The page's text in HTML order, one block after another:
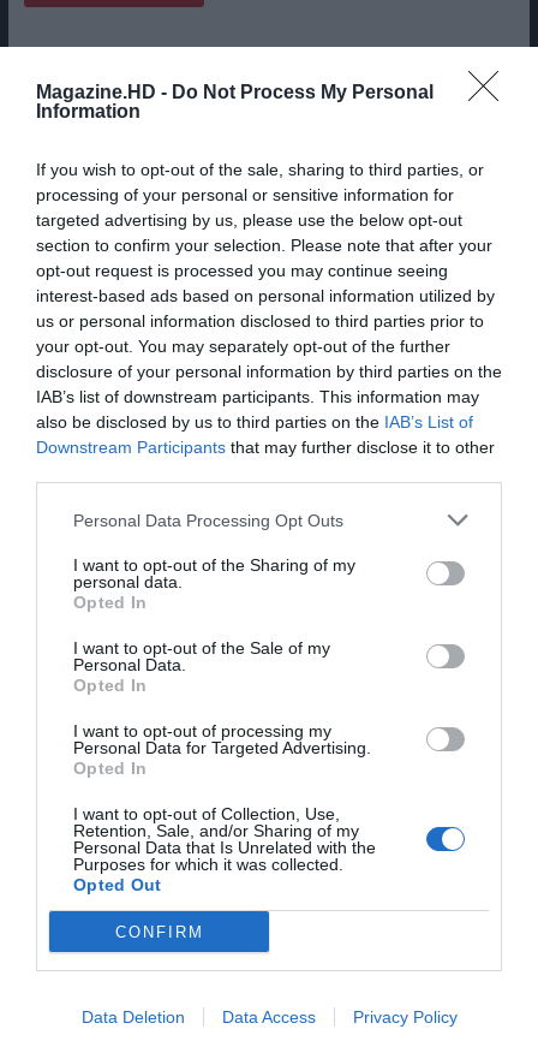
Magazine.HD - Do Not Process My Personal
Information
If you wish to opt-out of the sale, sharing to third parties, or
processing of your personal or sensitive information for
targeted advertising by us, please use the below opt-out
section to confirm your selection. Please note that after your
opt-out request is processed you may continue seeing
interest-based ads based on personal information utilized by
us or personal information disclosed to third parties prior to
your opt-out. You may separately opt-out of the further
disclosure of your personal information by third parties on the
IAB’s list of downstream participants. This information may
also be disclosed by us to third parties on the IAB’s List of
Downstream Participants that may further disclose it to other
Personal Data Processing Opt Outs
I want to opt-out of the Sharing of my
personal data.
Opted In
I want to opt-out of the Sale of my
Personal Data.
Opted In
I want to opt-out of processing my
Personal Data for Targeted Advertising.
Opted In
I want to opt-out of Collection, Use,
Retention, Sale, and/or Sharing of my
Personal Data that Is Unrelated with the
Purposes for which it was collected.
Opted Out
CONFIRM
Data Deletion Data Access Privacy Policy